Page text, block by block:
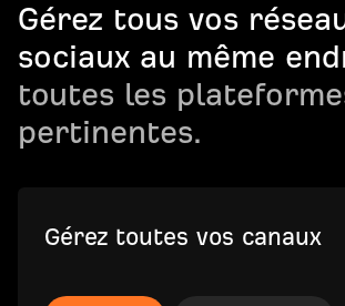
Gérez tous vos
sociaux au même
toutes les
pertinentes.
Gérez toutes vos canaux